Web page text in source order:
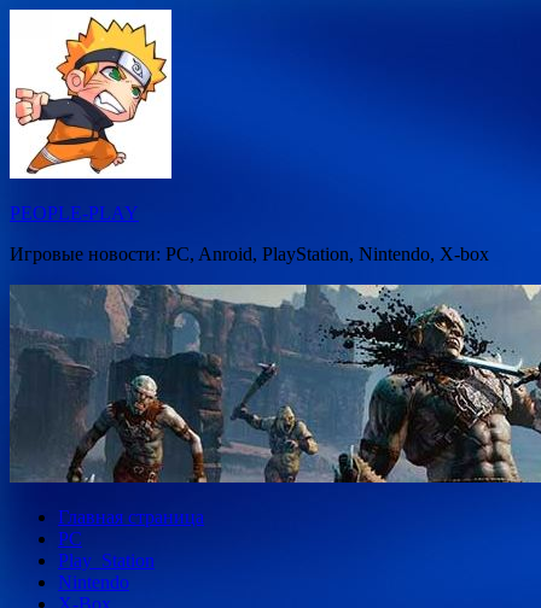
содержимому
PEOPLE-PLAY
Игровые новости: PC, Anroid, PlayStation, Nintendo, X-box
Главная страница
PC
Play_Station
Nintendo
X-Box